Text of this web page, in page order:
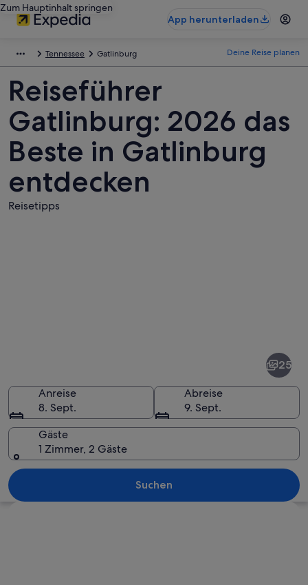
Zum Hauptinhalt springen
App herunterladen
Tennessee Gatlinburg Deine Reise planen
Reiseführer
Gatlinburg: 2026 das
Beste in Gatlinburg
entdecken
Reisetipps
Eine Stadt eingebettet in ein Tal,
25
Anreise
8. Sept.
Abreise
9. Sept.
Gäste
1 Zimmer, 2 Gäste
Suchen